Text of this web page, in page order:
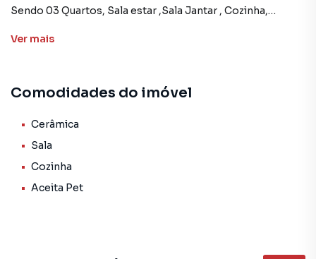
Sendo 03 Quartos, Sala estar ,Sala Jantar , Cozinha,
Benedito, em Santa Luzia. Não encontrou o que procurava
ou deseja mais informações sobre Casa em Santa Luzia?
A Deltalar Imóveis tem mais opções de apartamentos,
Ver mais
Comodidades do imóvel
Cerâmica
Sala
Cozinha
Aceita Pet